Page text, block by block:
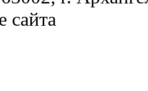
сайта